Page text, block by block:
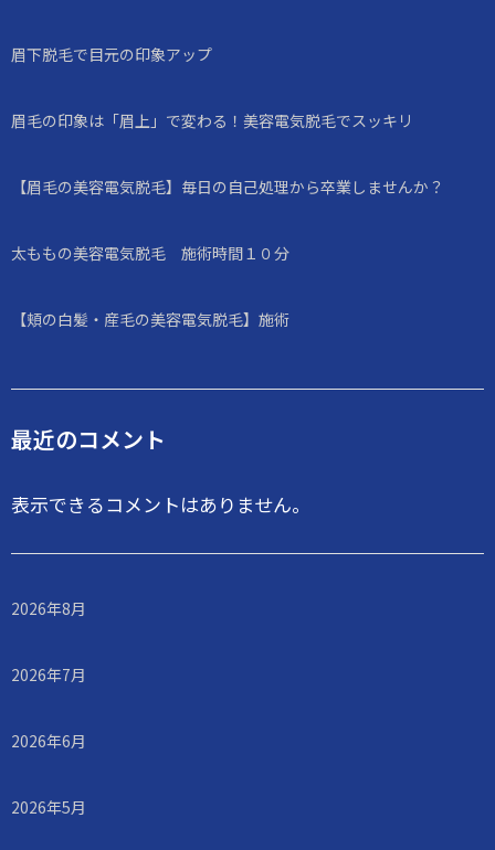
眉下脱毛で目元の印象アップ
眉毛の印象は「眉上」で変わる！美容電気脱毛でスッキリ
【眉毛の美容電気脱毛】毎日の自己処理から卒業しませんか？
太ももの美容電気脱毛 施術時間１０分
【頬の白髪・産毛の美容電気脱毛】施術
最近のコメント
表示できるコメントはありません。
2026年8月
2026年7月
2026年6月
2026年5月